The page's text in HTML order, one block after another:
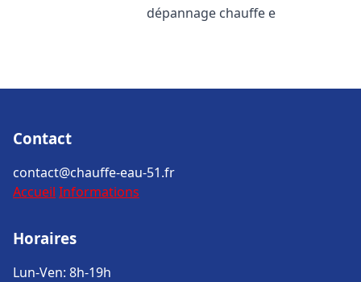
dépannage chauffe e
Contact
contact@chauffe-eau-51.fr
Accueil Informations
Horaires
Lun-Ven: 8h-19h